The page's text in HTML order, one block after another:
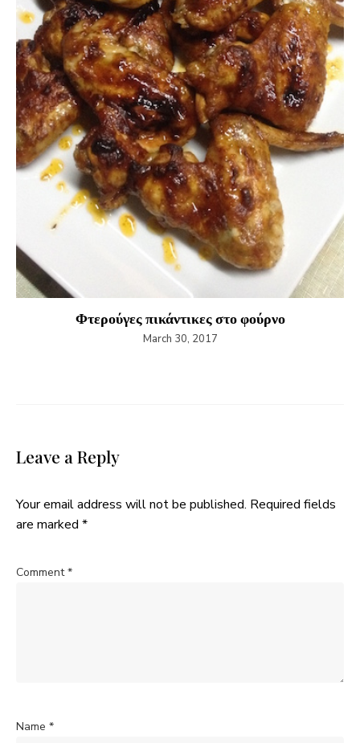
Φτερούγες πικάντικες στο φούρνο
March 30, 2017
Leave a Reply
Your email address will not be published. Required fields
are marked *
Comment*
Name *